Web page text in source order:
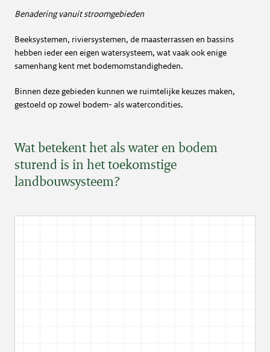
Benadering vanuit stroomgebieden
Beeksystemen, riviersystemen, de maasterrassen en bassins
hebben ieder een eigen watersysteem, wat vaak ook enige
samenhang kent met bodemomstandigheden.
Binnen deze gebieden kunnen we ruimtelijke keuzes maken,
gestoeld op zowel bodem- als watercondities.
Wat betekent het als water en bodem
sturend is in het toekomstige
landbouwsysteem?